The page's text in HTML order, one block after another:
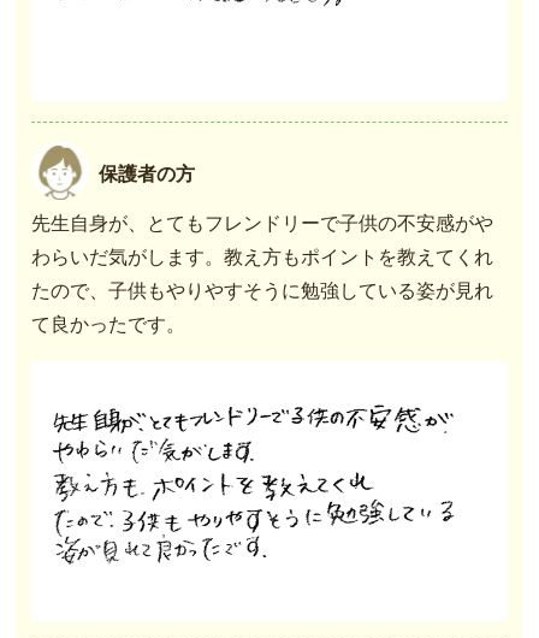
保護者の方
先生自身が、とてもフレンドリーで子供の不安感がや
わらいだ気がします。教え方もポイントを教えてくれ
たので、子供もやりやすそうに勉強している姿が見れ
て良かったです。